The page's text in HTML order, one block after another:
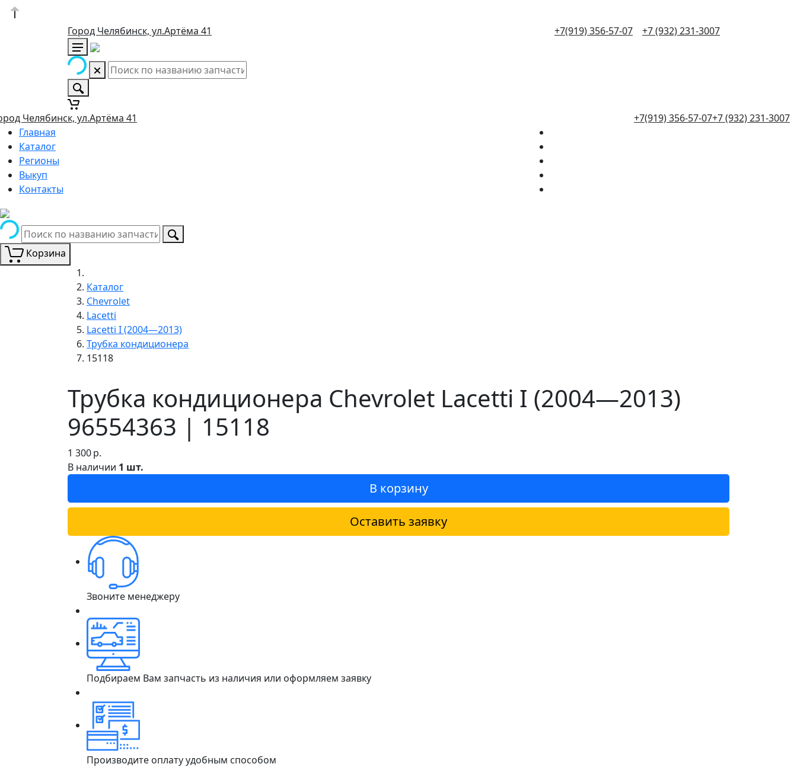
Город Челябинск, ул.Артёма 41 +7(919) 356-57-07 +7 (932) 231-3007
Челябинск, ул.Артёма 41 +7(919) 356-57-07+7 (932) 231-3007
Главная
Каталог
Регионы
Выкуп
Контакты
Корзина
Каталог
Chevrolet
Lacetti
Lacetti I (2004—2013)
Трубка кондиционера
15118
Трубка кондиционера Chevrolet Lacetti I (2004—2013)
96554363 | 15118
1 300р.
В наличии 1 шт.
В корзину
Оставить заявку
Звоните менеджеру
Подбираем Вам запчасть из наличия или оформляем заявку
Производите оплату удобным способом